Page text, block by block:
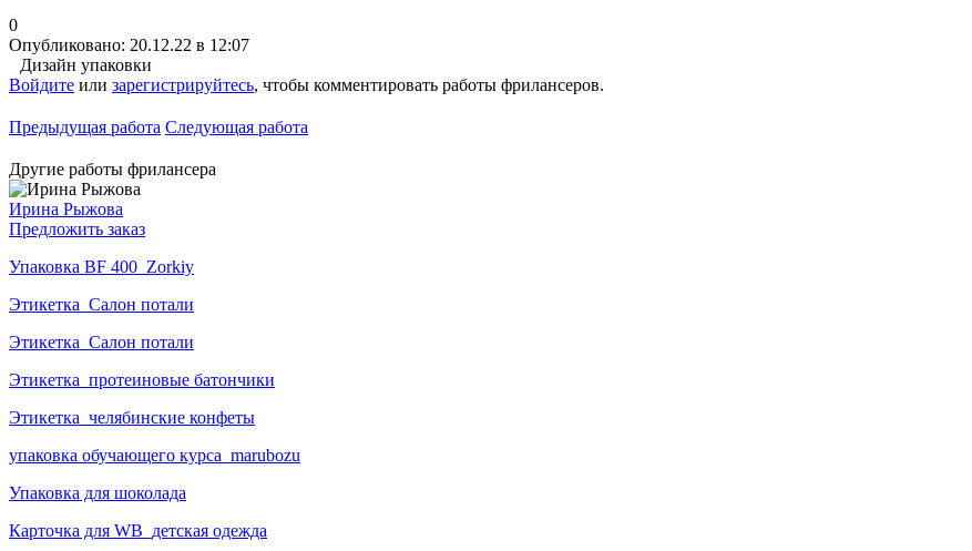
0
Опубликовано: 20.12.22 в 12:07
Дизайн упаковки
Войдите или зарегистрируйтесь, чтобы комментировать работы фрилансеров.
Предыдущая работа Следующая работа
Другие работы фрилансера
Ирина Рыжова
Предложить заказ
Упаковка BF 400_Zorkiy
Этикетка_Салон потали
Этикетка_Салон потали
Этикетка_протеиновые батончики
Этикетка_челябинские конфеты
упаковка обучающего курса_marubozu
Упаковка для шоколада
Карточка для WB_детская одежда